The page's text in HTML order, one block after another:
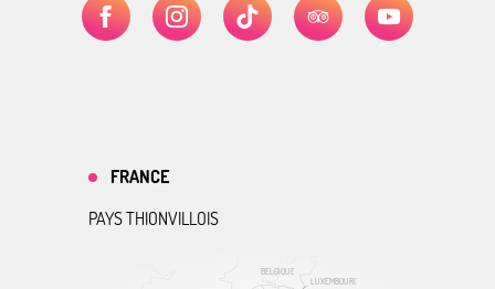
BELGIQUE
LUXEMBOURG
FRANCE
PAYS THIONVILLOIS